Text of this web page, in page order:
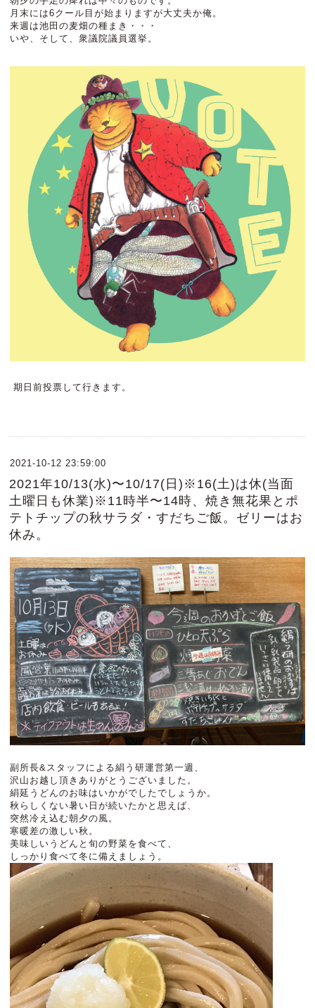
月末には6クール目が始まりますが大丈夫か俺。
来週は池田の麦畑の種まき・・・
いや、そして、衆議院議員選挙。
期日前投票して行きます。
2021-10-12 23:59:00
2021年10/13(水)〜10/17(日)※16(土)は休(当面
土曜日も休業)※11時半〜14時、焼き無花果とポ
テトチップの秋サラダ・すだちご飯。ゼリーはお
休み。
副所長&スタッフによる絹う研運営第一週、
沢山お越し頂きありがとうございました。
絹延うどんのお味はいかがでしたでしょうか。
秋らしくない暑い日が続いたかと思えば、
突然冷え込む朝夕の風。
寒暖差の激しい秋。
美味しいうどんと旬の野菜を食べて、
しっかり食べて冬に備えましょう。